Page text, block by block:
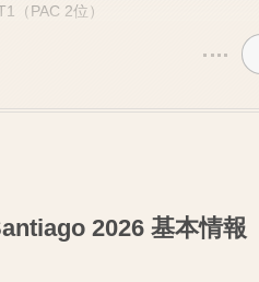
（PAC 2位）
2026 基本情報